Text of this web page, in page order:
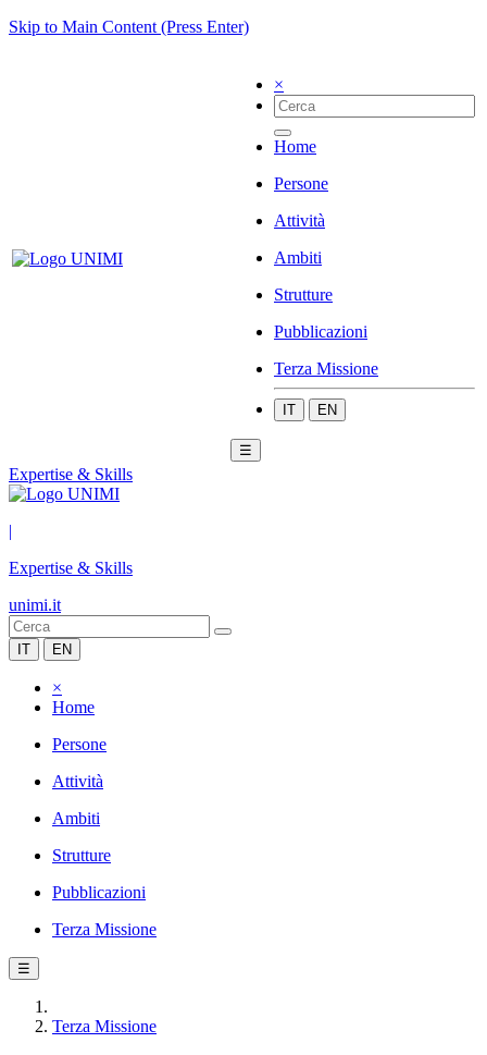
Skip to Main Content (Press Enter)
×
Home
Persone
Attività
Ambiti
Strutture
Pubblicazioni
Terza Missione
IT EN
☰
Expertise & Skills
|
Expertise & Skills
unimi.it
IT EN
×
Home
Persone
Attività
Ambiti
Strutture
Pubblicazioni
Terza Missione
☰
Terza Missione